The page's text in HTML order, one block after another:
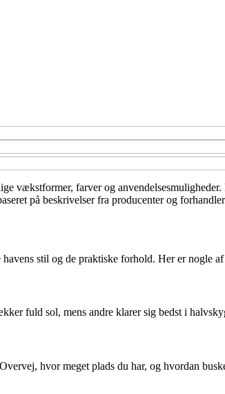
vækstformer, farver og
på beskrivelser fra producenter og
stil og de praktiske forhold. Her er nogle
fuld sol, mens andre klarer sig bedst i
hvor meget plads du har, og hvordan